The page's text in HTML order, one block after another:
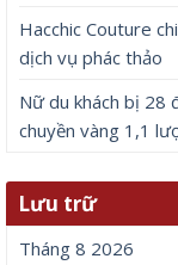
Hacchic Couture
dịch vụ phác thảo
Nữ du khách bị 28
chuyền vàng 1,1
Lưu trữ
Tháng 8 2026